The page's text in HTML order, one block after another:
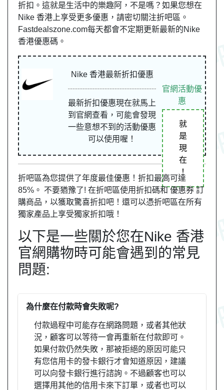
折扣。這就是生活中的樂趣阿，不是嗎？如果您想在
Nike 香港上享受更多優惠，請密切關注折吧區。
Fastdealszone.com每天都會不定期更新最新的Nike
香港優惠碼。
Nike 香港最新折扣優惠
最新折扣優惠現在就馬上
到官網查看，可能會發現
一些意想不到的活動優惠
可以使用喔！
官網活動優
惠
就
是
現
在
！
折吧區為您提供了年度最佳優惠！折扣最高可達
85%。 不要猶豫了! 在折吧區使用折扣碼和 優惠券 訂
購商品，以獲取驚喜折扣吧！還可以憑折吧區在所有
獨家產品上享受獨家折扣哦！
以下是一些關於您在Nike 香港
官網購物時可能會遇到的常見
問題:
為什麼在付款時會失敗呢?
付款過程中可能存在網路問題，或者其他狀
況，顧客可以等待一會再重新在付款即可。
如果付款仍然失敗，那被拒絕的原因可能只
有您信用卡的發卡銀行才會知道原因，建議
可以向發卡銀行進行諮詢。不過顧客也可以
選擇用其他的信用卡來下訂單，或者也可以